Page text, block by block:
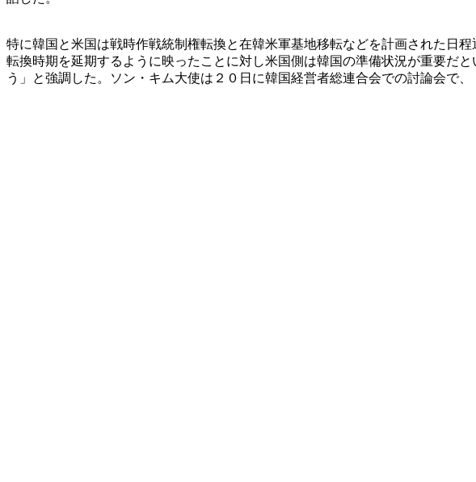
特に韓国と米国は戦時作戦統制権転換と在韓米軍基地移転などを計画された日
転換時期を延期するように映ったことに対し米国側は韓国の準備状況が重要だ
う」と強調した。ソン・キム大使は２０日に韓国経営者総連合会での討論会で